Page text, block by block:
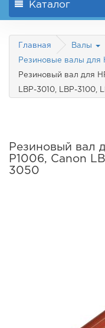
Каталог
Главная Валы
Резиновые валы для
Резиновый вал для
LBP-3010, LBP-3100,
Резиновый вал
P1006, Canon
3050